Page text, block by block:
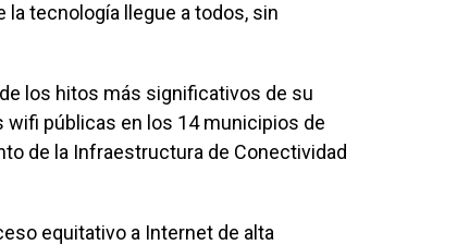
la tecnología llegue a todos, sin
los hitos más significativos de su
públicas en los 14 municipios de
de la Infraestructura de Conectividad
equitativo a Internet de alta